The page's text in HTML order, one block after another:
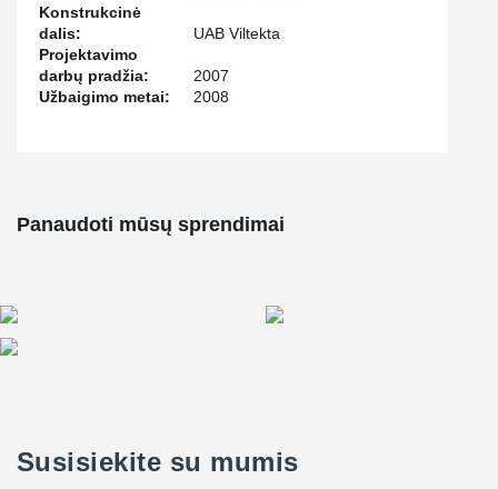
Konstrukcinė
dalis:
UAB Viltekta
Projektavimo
darbų pradžia:
2007
Užbaigimo metai:
2008
Panaudoti mūsų sprendimai
Susisiekite su mumis